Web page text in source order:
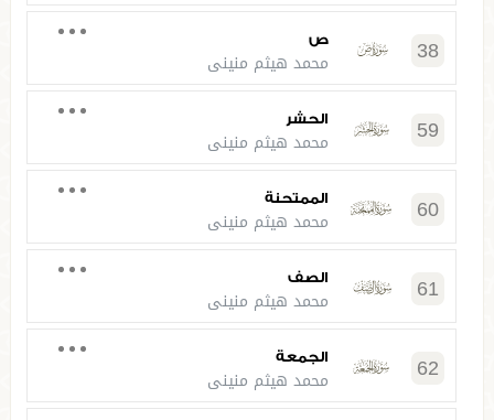
38 ص
محمد هيثم منيني
59 الحشر
محمد هيثم منيني
60 الممتحنة
محمد هيثم منيني
61 الصف
محمد هيثم منيني
62 الجمعة
محمد هيثم منيني